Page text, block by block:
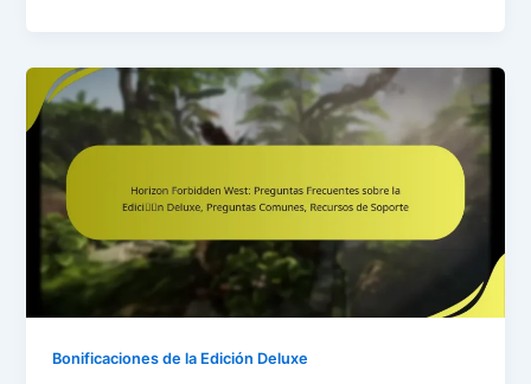
Bonificaciones de la Edición Deluxe